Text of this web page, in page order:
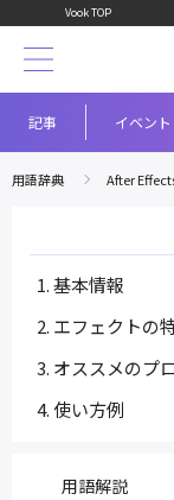
Vook TOP
記事 イベント
用語辞典 After
基本情報
エフェクトの
オススメのプ
使い方例
用語解説